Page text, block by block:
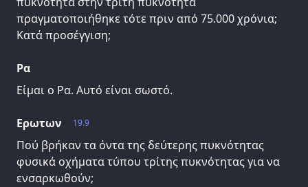
πραγματοποιήθηκε τότε πριν από 75.000 χρόνια;
Κατά προσέγγιση;
Ρα
Είμαι ο Ρα. Αυτό είναι σωστό.
19.9
Ερωτων
Πού βρήκαν τα όντα της δεύτερης πυκνότητας
φυσικά οχήματα τύπου τρίτης πυκνότητας για να
ενσαρκωθούν;